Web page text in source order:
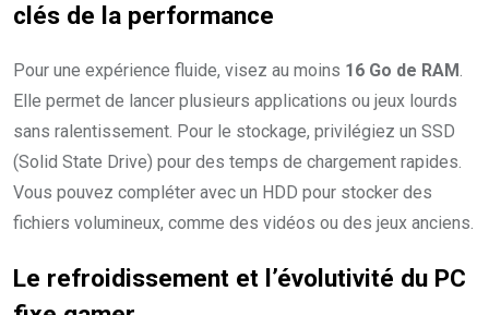
clés de la performance
Pour une expérience fluide, visez au moins 16 Go de RAM.
Elle permet de lancer plusieurs applications ou jeux lourds
sans ralentissement. Pour le stockage, privilégiez un SSD
(Solid State Drive) pour des temps de chargement rapides.
Vous pouvez compléter avec un HDD pour stocker des
fichiers volumineux, comme des vidéos ou des jeux anciens.
Le refroidissement et l’évolutivité du PC